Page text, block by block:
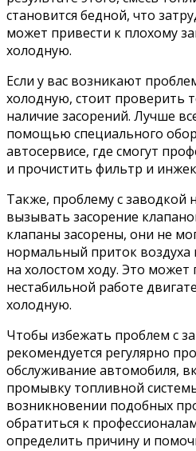
становится бедной, что
может привести к плохому
холодную.
Если у вас возникают
холодную, стоит проверить
наличие засорений. Лучше
помощью специального
автосервисе, где смогут
и прочистить фильтр и
Также, проблему с заводкой
вызывать засорение
клапаны засорены, они не
нормальный приток воздуха
на холостом ходу. Это может
нестабильной работе
холодную.
Чтобы избежать проблем с
рекомендуется регулярно
обслуживание автомобиля,
промывку топливной
возникновении подобных
обратиться к
определить причину и